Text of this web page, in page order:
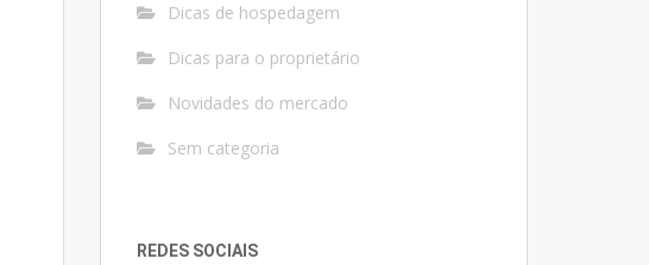
Dicas de hospedagem
Dicas para o proprietário
Novidades do mercado
Sem categoria
REDES SOCIAIS